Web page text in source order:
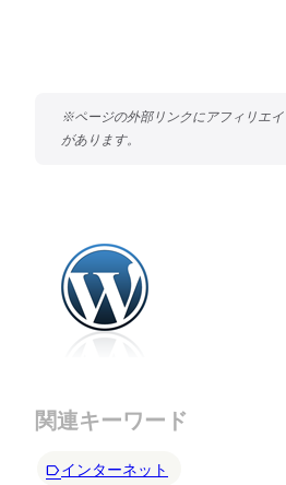
関連キーワード
インターネット